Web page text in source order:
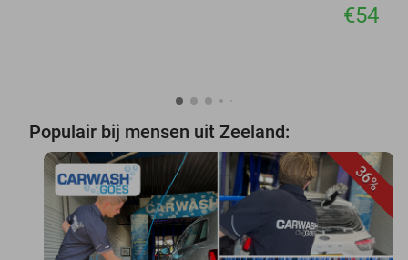
€54
Populair bij mensen uit Zeeland:
36%